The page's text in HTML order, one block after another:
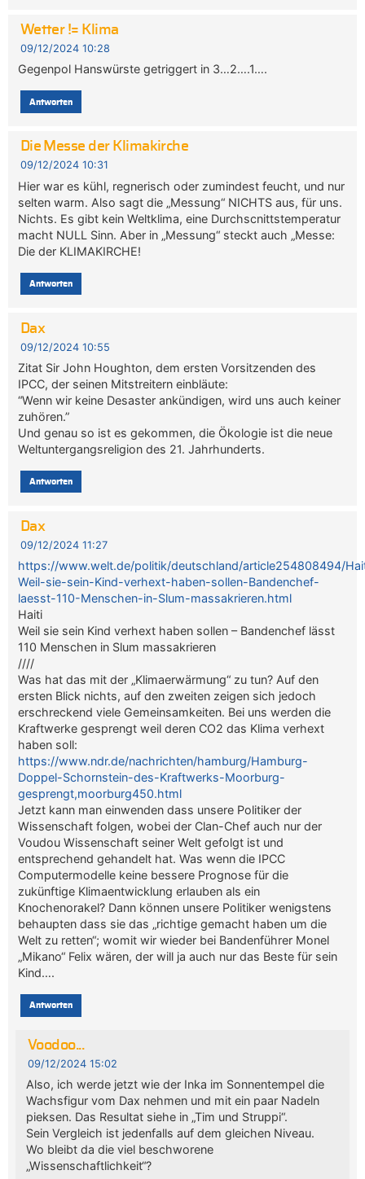
Wetter != Klima
09/12/2024 10:28
Gegenpol Hanswürste getriggert in 3…2….1….
Antworten
Die Messe der Klimakirche
09/12/2024 10:31
Hier war es kühl, regnerisch oder zumindest feucht, und nur
selten warm. Also sagt die „Messung“ NICHTS aus, für uns.
Nichts. Es gibt kein Weltklima, eine Durchscnittstemperatur
macht NULL Sinn. Aber in „Messung“ steckt auch „Messe:
Die der KLIMAKIRCHE!
Antworten
Dax
09/12/2024 10:55
Zitat Sir John Houghton, dem ersten Vorsitzenden des
IPCC, der seinen Mitstreitern einbläute:
“Wenn wir keine Desaster ankündigen, wird uns auch keiner
zuhören.”
Und genau so ist es gekommen, die Ökologie ist die neue
Weltuntergangsreligion des 21. Jahrhunderts.
Antworten
Dax
09/12/2024 11:27
https://www.welt.de/politik/deutschland/article254808494/
Weil-sie-sein-Kind-verhext-haben-sollen-Bandenchef-
laesst-110-Menschen-in-Slum-massakrieren.html
Haiti
Weil sie sein Kind verhext haben sollen – Bandenchef lässt
110 Menschen in Slum massakrieren
////
Was hat das mit der „Klimaerwärmung“ zu tun? Auf den
ersten Blick nichts, auf den zweiten zeigen sich jedoch
erschreckend viele Gemeinsamkeiten. Bei uns werden die
Kraftwerke gesprengt weil deren CO2 das Klima verhext
haben soll:
https://www.ndr.de/nachrichten/hamburg/Hamburg-
Doppel-Schornstein-des-Kraftwerks-Moorburg-
gesprengt,moorburg450.html
Jetzt kann man einwenden dass unsere Politiker der
Wissenschaft folgen, wobei der Clan-Chef auch nur der
Voudou Wissenschaft seiner Welt gefolgt ist und
entsprechend gehandelt hat. Was wenn die IPCC
Computermodelle keine bessere Prognose für die
zukünftige Klimaentwicklung erlauben als ein
Knochenorakel? Dann können unsere Politiker wenigstens
behaupten dass sie das „richtige gemacht haben um die
Welt zu retten“; womit wir wieder bei Bandenführer Monel
„Mikano“ Felix wären, der will ja auch nur das Beste für sein
Kind….
Antworten
Voodoo...
09/12/2024 15:02
Also, ich werde jetzt wie der Inka im Sonnentempel die
Wachsfigur vom Dax nehmen und mit ein paar Nadeln
pieksen. Das Resultat siehe in „Tim und Struppi“.
Sein Vergleich ist jedenfalls auf dem gleichen Niveau.
Wo bleibt da die viel beschworene
„Wissenschaftlichkeit“?